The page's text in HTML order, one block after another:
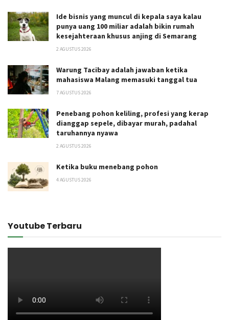
Ide bisnis yang muncul di kepala saya kalau
punya uang 100 miliar adalah bikin rumah
kesejahteraan khusus anjing di Semarang
2 AGUSTUS 2026
Warung Tacibay adalah jawaban ketika
mahasiswa Malang memasuki tanggal tua
7 AGUSTUS 2026
Penebang pohon keliling, profesi yang kerap
dianggap sepele, dibayar murah, padahal
taruhannya nyawa
2 AGUSTUS 2026
Ketika buku menebang pohon
4 AGUSTUS 2026
Youtube Terbaru